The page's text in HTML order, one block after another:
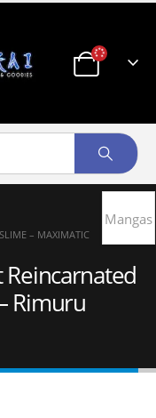
– MAXIMATIC
Reincarnated
Rimuru
Mangas